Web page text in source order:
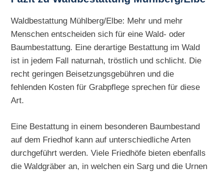
Waldbestattung Mühlberg/Elbe: Mehr und mehr
Menschen entscheiden sich für eine Wald- oder
Baumbestattung. Eine derartige Bestattung im Wald
ist in jedem Fall naturnah, tröstlich und schlicht. Die
recht geringen Beisetzungsgebühren und die
fehlenden Kosten für Grabpflege sprechen für diese
Art.
Eine Bestattung in einem besonderen Baumbestand
auf dem Friedhof kann auf unterschiedliche Arten
durchgeführt werden. Viele Friedhöfe bieten ebenfalls
die Waldgräber an, in welchen ein Sarg und die Urnen